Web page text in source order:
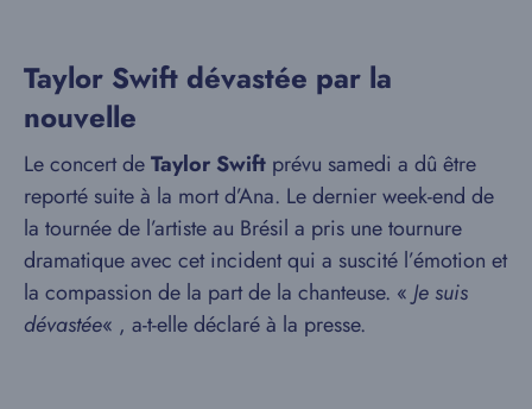
Taylor Swift dévastée par la
nouvelle
Le concert deTaylor Swift prévu samedi a dû être
reporté suite à la mort d’Ana. Le dernier week-end de
la tournée de l’artiste au Brésil a pris une tournure
dramatique avec cet incident qui a suscité l’émotion et
la compassion de la part de la chanteuse. « Je suis
dévastée« , a-t-elle déclaré à la presse.